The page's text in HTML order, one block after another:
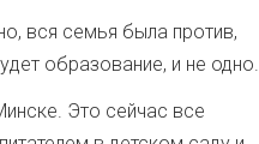
вся семья была против,
образование, и не одно.
Это сейчас все